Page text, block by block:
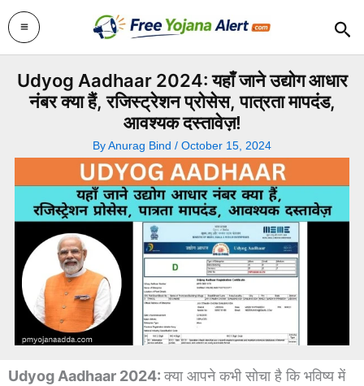
Skip
to
content
Udyog Aadhaar 2024: यहाँ जाने उद्योग आधार
नंबर क्या हैं, रजिस्ट्रेशन प्रोसेस, पात्रता मापदंड,
आवश्यक दस्तावेज़!
ByAnurag Bind / October 15, 2024
Udyog Aadhaar 2024:क्या आपने कभी सोचा है कि भविष्य में